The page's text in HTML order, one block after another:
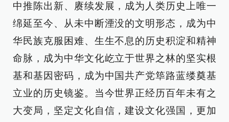
中推陈出新、赓续发展，成为人类历史上唯一
绵延至今、从未中断湮没的文明形态，成为中
华民族克服困难、生生不息的历史积淀和精神
命脉，成为中华文化屹立于世界之林的坚实根
基和基因密码，成为中国共产党筚路蓝缕奠基
立业的历史镜鉴。当今世界正经历百年未有之
大变局，坚定文化自信，建设文化强国，更加